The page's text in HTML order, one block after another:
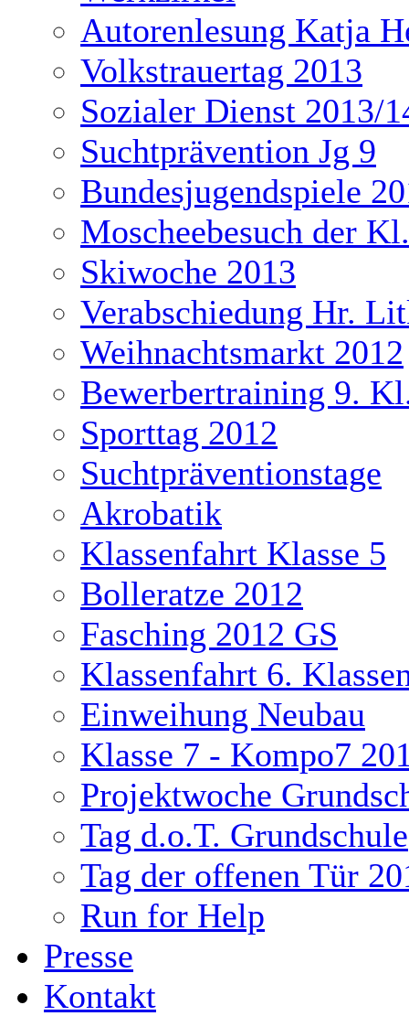
Autorenlesung Katja
Volkstrauertag 2013
Sozialer Dienst 2013/
Suchtprävention Jg 9
Bundesjugendspiele
Moscheebesuch der
Skiwoche 2013
Verabschiedung Hr.
Weihnachtsmarkt 2012
Bewerbertraining 9.
Sporttag 2012
Suchtpräventionstage
Akrobatik
Klassenfahrt Klasse 5
Bolleratze 2012
Fasching 2012 GS
Klassenfahrt 6.
Einweihung Neubau
Klasse 7 - Kompo7
Projektwoche
Tag d.o.T. Grundschule
Tag der offenen Tür
Run for Help
Presse
Kontakt